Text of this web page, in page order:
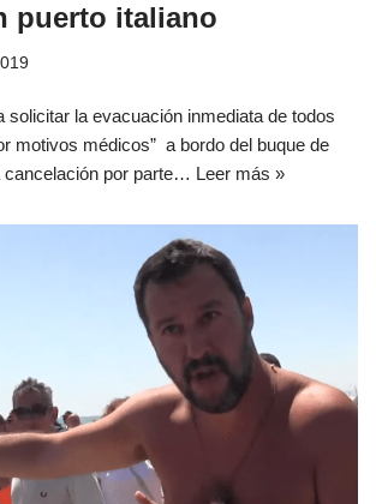
puerto italiano
solicitar la evacuación inmediata de todos
motivos médicos” a bordo del buque de
cancelación por parte… Leer más »